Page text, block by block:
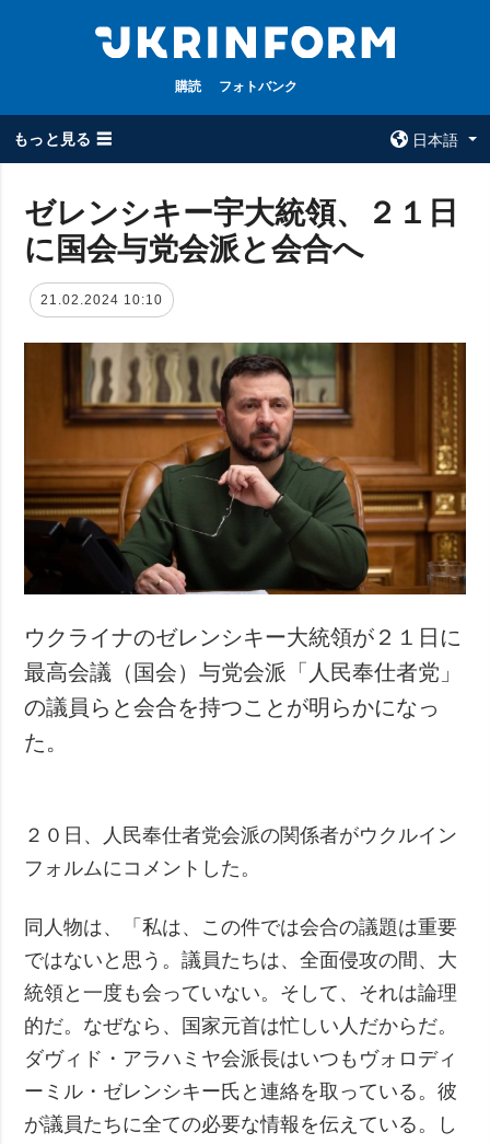
購読 フォトバンク
もっと見る ☰
日本語
全てのトピック
被占領地
政治
経済・復興
防衛
スポーツ
犯罪
事故・緊急事態
ウクルインフォ
ルム
コンタクト
特集
インタビュー
写真
購読
フォトバンク
ゼレンシキー宇大統領、２１日
に国会与党会派と会合へ
21.02.2024 10:10
ウクライナのゼレンシキー大統領が２１日に
最高会議（国会）与党会派「人民奉仕者党」
の議員らと会合を持つことが明らかになっ
た。
２０日、人民奉仕者党会派の関係者がウクルイン
フォルムにコメントした。
同人物は、「私は、この件では会合の議題は重要
ではないと思う。議員たちは、全面侵攻の間、大
統領と一度も会っていない。そして、それは論理
的だ。なぜなら、国家元首は忙しい人だからだ。
ダヴィド・アラハミヤ会派長はいつもヴォロディ
ーミル・ゼレンシキー氏と連絡を取っている。彼
が議員たちに全ての必要な情報を伝えている。し